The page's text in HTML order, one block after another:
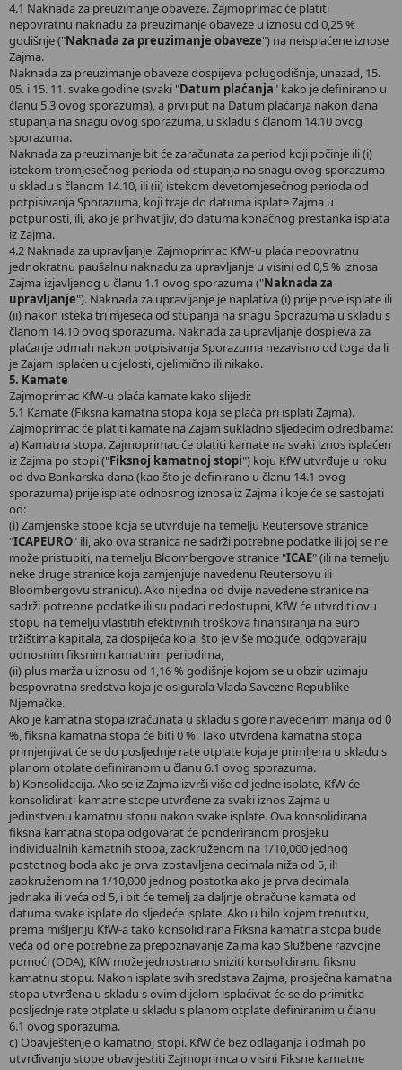
4.1 Naknada za preuzimanje obaveze. Zajmoprimac će platiti
nepovratnu naknadu za preuzimanje obaveze u iznosu od 0,25 %
godišnje ("Naknada za preuzimanje obaveze") na neisplaćene iznose
Zajma.
Naknada za preuzimanje obaveze dospijeva polugodišnje, unazad, 15.
05. i 15. 11. svake godine (svaki "Datum plaćanja" kako je definirano u
članu 5.3 ovog sporazuma), a prvi put na Datum plaćanja nakon dana
stupanja na snagu ovog sporazuma, u skladu s članom 14.10 ovog
sporazuma.
Naknada za preuzimanje bit će zaračunata za period koji počinje ili (i)
istekom tromjesečnog perioda od stupanja na snagu ovog sporazuma
u skladu s članom 14.10, ili (ii) istekom devetomjesečnog perioda od
potpisivanja Sporazuma, koji traje do datuma isplate Zajma u
potpunosti, ili, ako je prihvatljiv, do datuma konačnog prestanka isplata
iz Zajma.
4.2 Naknada za upravljanje. Zajmoprimac KfW-u plaća nepovratnu
jednokratnu paušalnu naknadu za upravljanje u visini od 0,5 % iznosa
Zajma izjavljenog u članu 1.1 ovog sporazuma ("Naknada za
upravljanje"). Naknada za upravljanje je naplativa (i) prije prve isplate ili
(ii) nakon isteka tri mjeseca od stupanja na snagu Sporazuma u skladu s
članom 14.10 ovog sporazuma. Naknada za upravljanje dospijeva za
plaćanje odmah nakon potpisivanja Sporazuma nezavisno od toga da li
je Zajam isplaćen u cijelosti, djelimično ili nikako.
5. Kamate
Zajmoprimac KfW-u plaća kamate kako slijedi:
5.1 Kamate (Fiksna kamatna stopa koja se plaća pri isplati Zajma).
Zajmoprimac će platiti kamate na Zajam sukladno sljedećim odredbama:
a) Kamatna stopa. Zajmoprimac će platiti kamate na svaki iznos isplaćen
iz Zajma po stopi ("Fiksnoj kamatnoj stopi") koju KfW utvrđuje u roku
od dva Bankarska dana (kao što je definirano u članu 14.1 ovog
sporazuma) prije isplate odnosnog iznosa iz Zajma i koje će se sastojati
od:
(i) Zamjenske stope koja se utvrđuje na temelju Reutersove stranice
"ICAPEURO" ili, ako ova stranica ne sadrži potrebne podatke ili joj se ne
može pristupiti, na temelju Bloombergove stranice "ICAE" (ili na temelju
neke druge stranice koja zamjenjuje navedenu Reutersovu ili
Bloombergovu stranicu). Ako nijedna od dvije navedene stranice na
sadrži potrebne podatke ili su podaci nedostupni, KfW će utvrditi ovu
stopu na temelju vlastitih efektivnih troškova finansiranja na euro
tržištima kapitala, za dospijeća koja, što je više moguće, odgovaraju
odnosnim fiksnim kamatnim periodima,
(ii) plus marža u iznosu od 1,16 % godišnje kojom se u obzir uzimaju
bespovratna sredstva koja je osigurala Vlada Savezne Republike
Njemačke.
Ako je kamatna stopa izračunata u skladu s gore navedenim manja od 0
%, fiksna kamatna stopa će biti 0 %. Tako utvrđena kamatna stopa
primjenjivat će se do posljednje rate otplate koja je primljena u skladu s
planom otplate definiranom u članu 6.1 ovog sporazuma.
b) Konsolidacija. Ako se iz Zajma izvrši više od jedne isplate, KfW će
konsolidirati kamatne stope utvrđene za svaki iznos Zajma u
jedinstvenu kamatnu stopu nakon svake isplate. Ova konsolidirana
fiksna kamatna stopa odgovarat će ponderiranom prosjeku
individualnih kamatnih stopa, zaokruženom na 1/10,000 jednog
postotnog boda ako je prva izostavljena decimala niža od 5, ili
zaokruženom na 1/10,000 jednog postotka ako je prva decimala
jednaka ili veća od 5, i bit će temelj za daljnje obračune kamata od
datuma svake isplate do sljedeće isplate. Ako u bilo kojem trenutku,
prema mišljenju KfW-a tako konsolidirana Fiksna kamatna stopa bude
veća od one potrebne za prepoznavanje Zajma kao Službene razvojne
pomoći (ODA), KfW može jednostrano sniziti konsolidiranu fiksnu
kamatnu stopu. Nakon isplate svih sredstava Zajma, prosječna kamatna
stopa utvrđena u skladu s ovim dijelom isplaćivat će se do primitka
posljednje rate otplate u skladu s planom otplate definiranim u članu
6.1 ovog sporazuma.
c) Obavještenje o kamatnoj stopi. KfW će bez odlaganja i odmah po
utvrđivanju stope obavijestiti Zajmoprimca o visini Fiksne kamatne